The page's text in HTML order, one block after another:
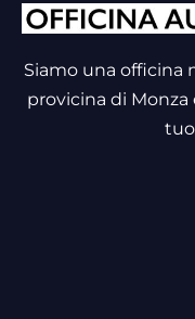
Siamo una officina
provicina di Monza
tuo